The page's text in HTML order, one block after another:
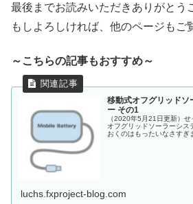
最後までお読みいただきありがとう
もしよろしければ、他のページもご
～こちらの記事もおすすめ～
移動式オフグリッドソ
ー その1
（2020年5月21日更新）
オフグリッドソーラーシス
おくのはもったいなさすぎ
luchs.fxproject-blog.com